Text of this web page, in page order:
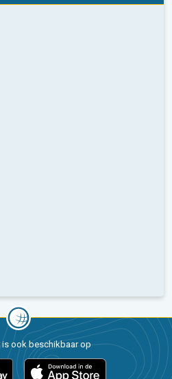
is ook beschikbaar op